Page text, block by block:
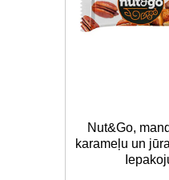
Nut&Go,
karameļu un